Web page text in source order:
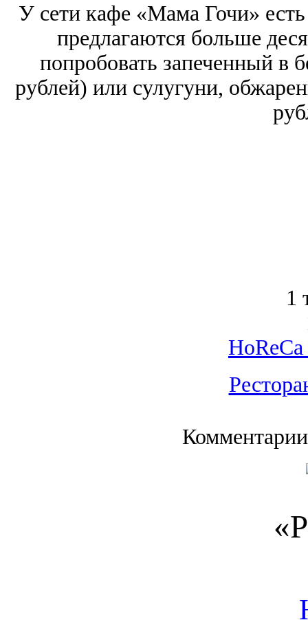
У сети кафе «Мама Гочи»
предлагаются больше
попробовать запеченный в
рублей) или сулугуни,
1